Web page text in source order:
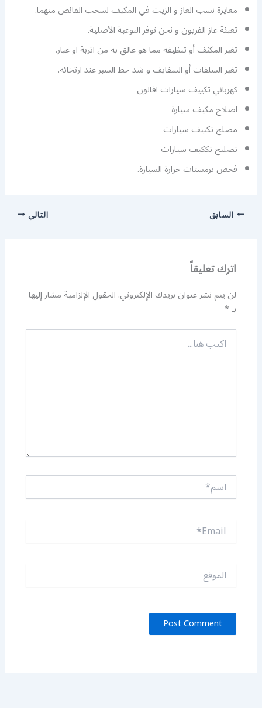
معايرة نسب الغاز و الزيت في المكيف لسحب الفائض منهما.
تعبئة غاز الفريون و نحن نوفر النوعية الأصلية.
تغير المكثف أو تنظيفه مما هو عالق به من اتربة او غبار.
تغير السلفات أو السفايف و شد خط السير عند ارتخائه.
كهربائي تكييف سيارات افالون
اصلاح مكيف سيارة
مصلح تكييف سيارات
تصليح تككيف سيارات
فحص ترمستات حرارة السيارة.
السابق التالي
اترك تعليقاً
لن يتم نشر عنوان بريدك الإلكتروني.الحقول الإلزامية مشار إليها
بـ*
اكتب
هنا...
اسم*
Email*
الموقع